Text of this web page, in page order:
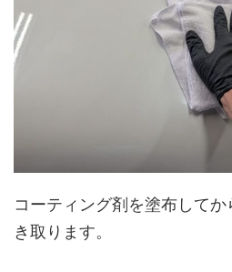
コーティング剤を塗布して
き取ります。